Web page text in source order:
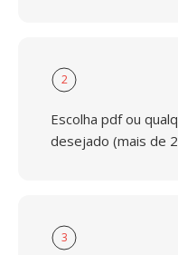
2
Escolha pdf ou
desejado (mais de
3